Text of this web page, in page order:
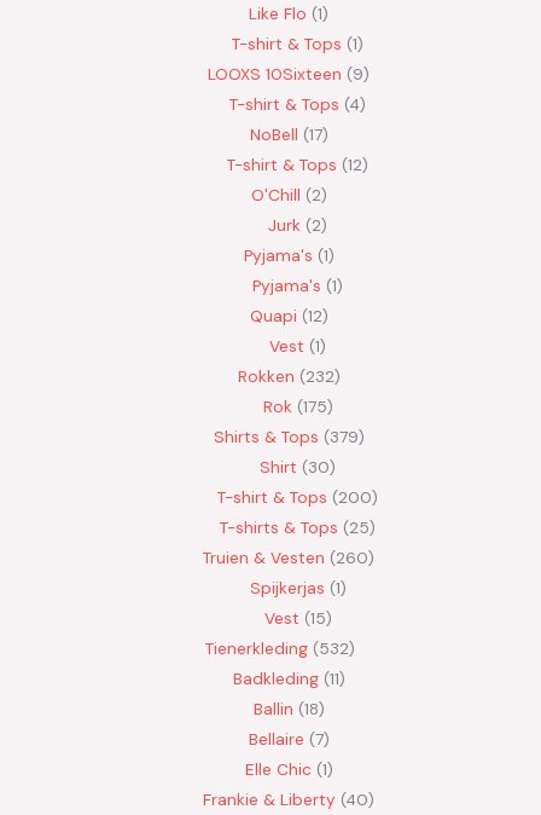
Like Flo 1
T-shirt & Tops 1
LOOXS 10Sixteen
9
T-shirt & Tops 4
NoBell 17
T-shirt & Tops 12
O'Chill 2
Jurk
2
Pyjama's 1
Pyjama's 1
Quapi 12
Vest 1
Rokken 232
Rok 175
Shirts & Tops 379
Shirt
30
T-shirt & Tops
200
T-shirts & Tops
25
Truien & Vesten
260
Spijkerjas 1
Vest 15
Tienerkleding 532
Badkleding 11
Ballin 18
Bellaire 7
Elle Chic 1
Frankie & Liberty 40